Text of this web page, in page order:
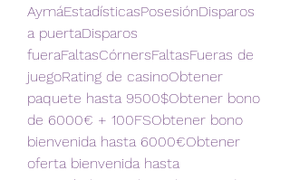
AymáEstadísticasPosesiónDisparos
a puertaDisparos
fueraFaltasCórnersFaltasFueras de
juegoRating de casinoObtener
paquete hasta 9500$Obtener bono
de 6000€ + 100FSObtener bono
bienvenida hasta 6000€Obtener
oferta bienvenida hasta